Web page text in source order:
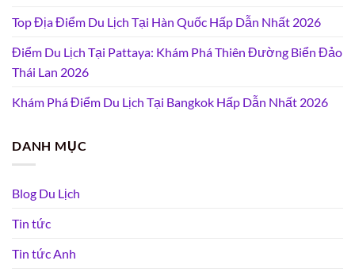
Top Địa Điểm Du Lịch Tại Hàn Quốc Hấp Dẫn Nhất 2026
Điểm Du Lịch Tại Pattaya: Khám Phá Thiên Đường Biển Đảo
Thái Lan 2026
Khám Phá Điểm Du Lịch Tại Bangkok Hấp Dẫn Nhất 2026
DANH MỤC
Blog Du Lịch
Tin tức
Tin tức Anh